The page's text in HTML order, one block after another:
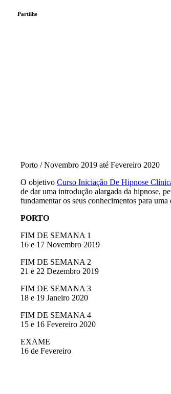
Partilhe
Porto / Novembro 2019 até Fevereiro 2020
O objetivo Curso Iniciação De Hipnose
de dar uma introdução alargada da hipnose,
fundamentar os seus conhecimentos para
PORTO
FIM DE SEMANA 1
16 e 17 Novembro 2019
FIM DE SEMANA 2
21 e 22 Dezembro 2019
FIM DE SEMANA 3
18 e 19 Janeiro 2020
FIM DE SEMANA 4
15 e 16 Fevereiro 2020
EXAME
16 de Fevereiro